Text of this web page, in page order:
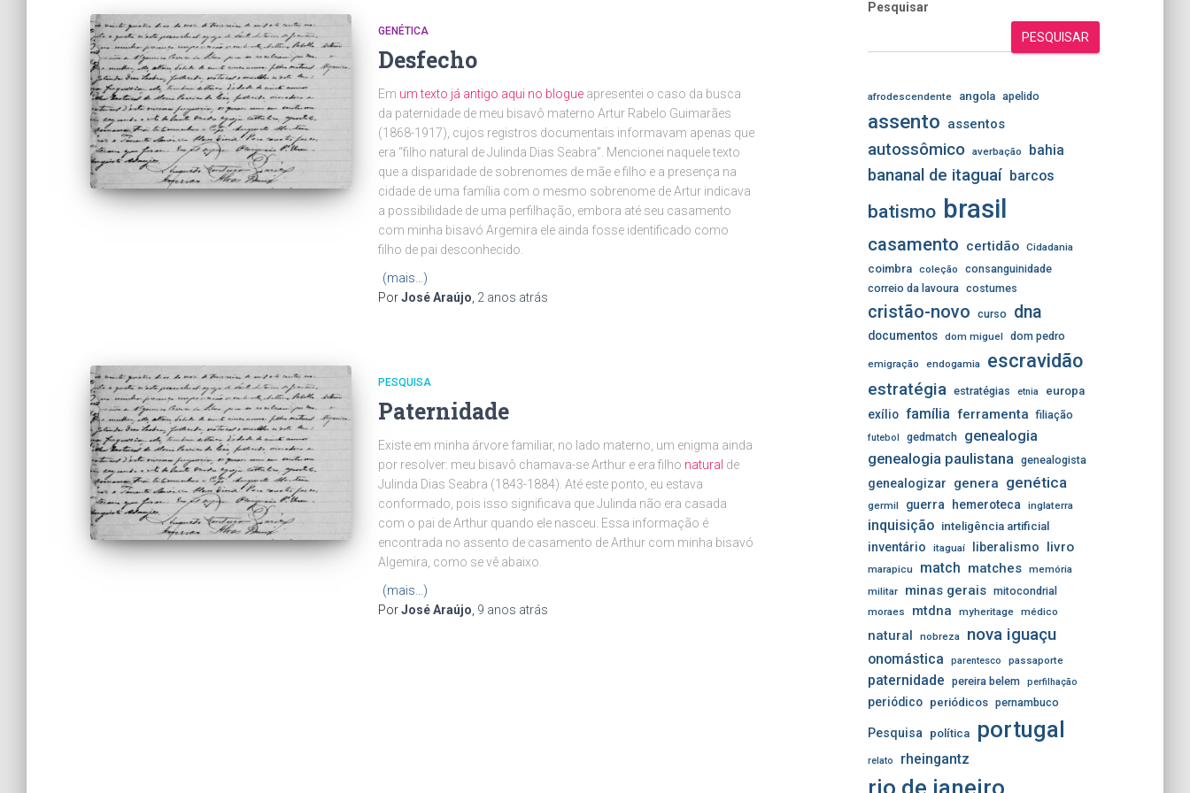
GENÉTICA
Desfecho
Em um texto já antigo aqui no blogue apresentei o caso da busca
da paternidade de meu bisavô materno Artur Rabelo Guimarães
(1868-1917), cujos registros documentais informavam apenas que
era “filho natural de Julinda Dias Seabra”. Mencionei naquele texto
que a disparidade de sobrenomes de mãe e filho e a presença na
cidade de uma família com o mesmo sobrenome de Artur indicava
a possibilidade de uma perfilhação, embora até seu casamento
com minha bisavó Argemira ele ainda fosse identificado como
filho de pai desconhecido.
(mais…)
PorJosé Araújo 2 anos atrás
PESQUISA
Paternidade
Existe em minha árvore familiar, no lado materno, um enigma ainda
por resolver: meu bisavô chamava-se Arthur e era filho natural de
Julinda Dias Seabra (1843-1884). Até este ponto, eu estava
conformado, pois isso significava que Julinda não era casada
com o pai de Arthur quando ele nasceu. Essa informação é
encontrada no assento de casamento de Arthur com minha bisavó
Algemira, como se vê abaixo.
(mais…)
PorJosé Araújo 9 anos atrás
Pesquisar
PESQUISAR
afrodescendente angola apelido
assento assentos
autossômico averbação bahia
bananal de itaguaí barcos
batismo brasil
casamento certidão Cidadania
coimbra coleção
consanguinidade
correio da lavoura costumes
cristão-novo curso dna
documentos dom miguel dom pedro
emigração endogamia escravidão
estratégia estratégias etnia europa
exílio família ferramenta filiação
futebol gedmatch
genealogia
genealogia paulistana genealogista
genealogizar genera genética
germil guerra hemeroteca inglaterra
inquisição inteligência artificial
inventário itaguaí liberalismo livro
marapicu match matches
memória
militar
minas gerais mitocondrial
moraes mtdna myheritage médico
natural nobreza nova iguaçu
onomástica parentesco passaporte
paternidade pereira belem perfilhação
periódico periódicos pernambuco
Pesquisa política portugal
relato rheingantz
rio de janeiro